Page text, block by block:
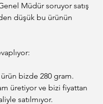
Müdür soruyor satış
düşük bu ürünün
bizde 280 gram.
üretiyor ve bizi fiyattan
satılmıyor.